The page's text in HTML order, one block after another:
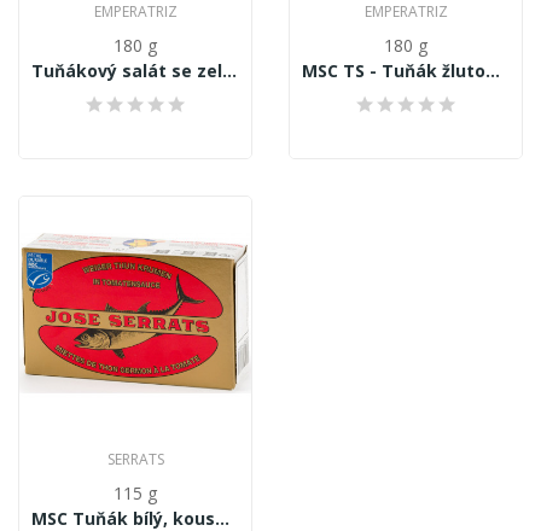
EMPERATRIZ
180 g
Tuňákový salát se zeleninou v jemném olivovém...
EMPERATRIZ
180 g
MSC TS - Tuňák žlutoploutvý (Thunnus Albacares)...
SERRATS
115 g
MSC Tuňák bílý, kousky v POMODORO omáčce, 115 g